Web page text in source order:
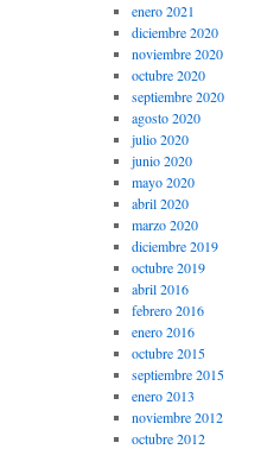
enero 2021
diciembre 2020
noviembre 2020
octubre 2020
septiembre 2020
agosto 2020
julio 2020
junio 2020
mayo 2020
abril 2020
marzo 2020
diciembre 2019
octubre 2019
abril 2016
febrero 2016
enero 2016
octubre 2015
septiembre 2015
enero 2013
noviembre 2012
octubre 2012